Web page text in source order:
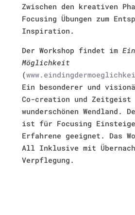
Zwischen den kreativen
Focusing Übungen zum
Inspiration.
Der Workshop findet im
Möglichkeit
(
Ein besonderer und
Co-creation und Zeitgeist
wunderschönen Wendland.
ist für Focusing
Erfahrene geeignet. Das
All Inklusive mit
Verpflegung.